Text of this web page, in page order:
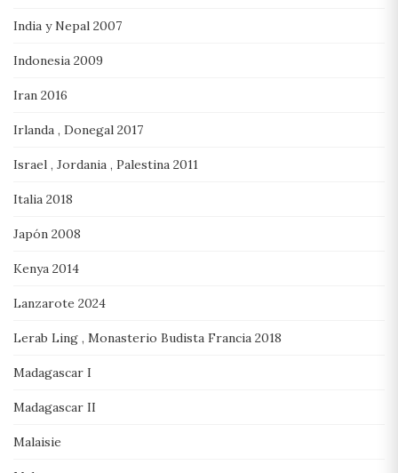
India y Nepal 2007
Indonesia 2009
Iran 2016
Irlanda , Donegal 2017
Israel , Jordania , Palestina 2011
Italia 2018
Japón 2008
Kenya 2014
Lanzarote 2024
Lerab Ling , Monasterio Budista Francia 2018
Madagascar I
Madagascar II
Malaisie